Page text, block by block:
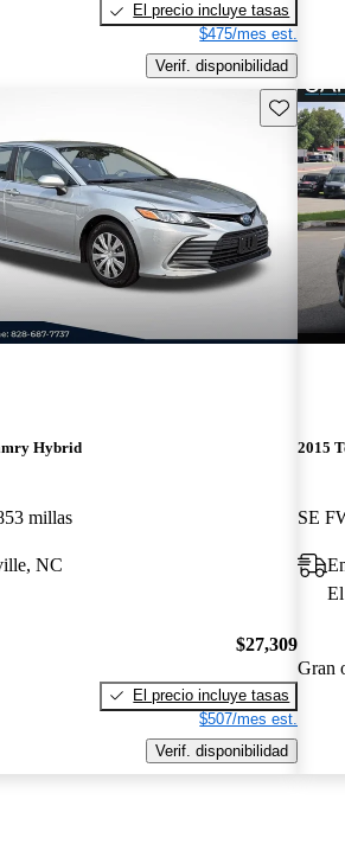
El precio incluye tasas
$475/mes est.
Verif. disponibilidad
Guarda
Hybrid
millas
NC
$27,309
El precio incluye tasas
$507/mes est.
Verif. disponibilidad
2015
SE
Gran